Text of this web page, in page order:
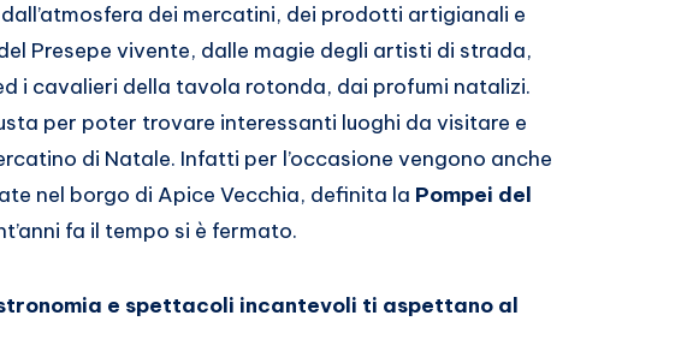
dei mercatini, dei prodotti artigianali e
Presepe vivente, dalle magie degli artisti di strada,
i cavalieri della tavola rotonda, dai profumi natalizi.
per poter trovare interessanti luoghi da visitare e
di Natale. Infatti per l’occasione vengono anche
nel borgo di Apice Vecchia, definita la Pompei del
fa il tempo si è fermato.
e spettacoli incantevoli ti aspettano al